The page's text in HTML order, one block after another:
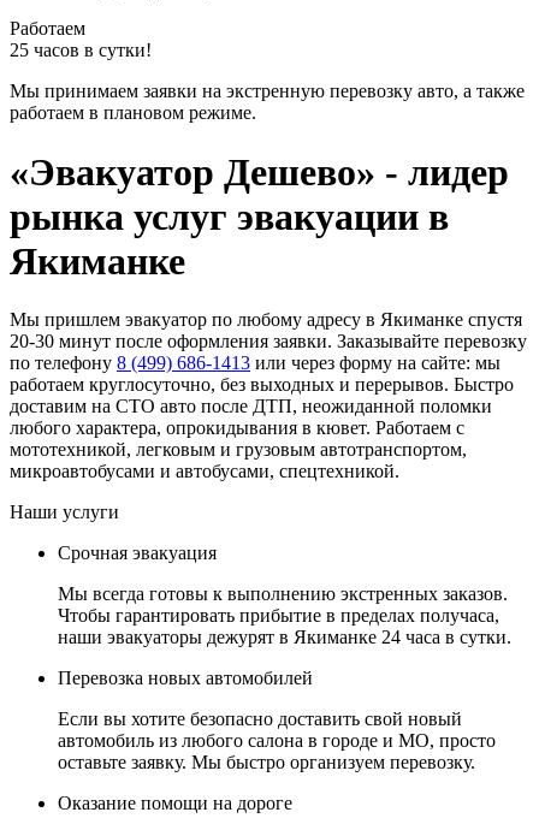
Работаем
25 часов в сутки!
Мы принимаем заявки на экстренную перевозку авто, а также
работаем в плановом режиме.
«Эвакуатор Дешево» - лидер
рынка услуг эвакуации в
Якиманке
Мы пришлем эвакуатор по любому адресу в Якиманке спустя
20-30 минут после оформления заявки. Заказывайте перевозку
по телефону 8 (499) 686-1413 или через форму на сайте: мы
работаем круглосуточно, без выходных и перерывов. Быстро
доставим на СТО авто после ДТП, неожиданной поломки
любого характера, опрокидывания в кювет. Работаем с
мототехникой, легковым и грузовым автотранспортом,
микроавтобусами и автобусами, спецтехникой.
Наши услуги
Срочная эвакуация
Мы всегда готовы к выполнению экстренных заказов.
Чтобы гарантировать прибытие в пределах получаса,
наши эвакуаторы дежурят в Якиманке 24 часа в сутки.
Перевозка новых автомобилей
Если вы хотите безопасно доставить свой новый
автомобиль из любого салона в городе и МО, просто
оставьте заявку. Мы быстро организуем перевозку.
Оказание помощи на дороге